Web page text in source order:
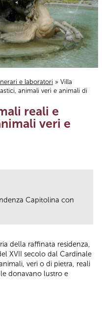
e laboratori » Villa
animali veri e animali di
reali e
veri e
Capitolina con
della raffinata residenza,
XVII secolo dal Cardinale
veri o di pietra, reali
donavano lustro e